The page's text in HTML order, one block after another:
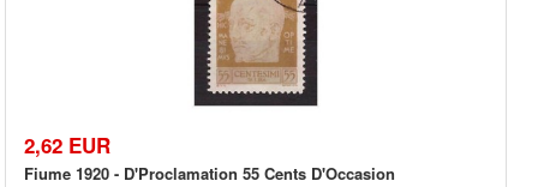
2,62 EUR
Fiume 1920 - D'Proclamation 55 Cents D'Occasion